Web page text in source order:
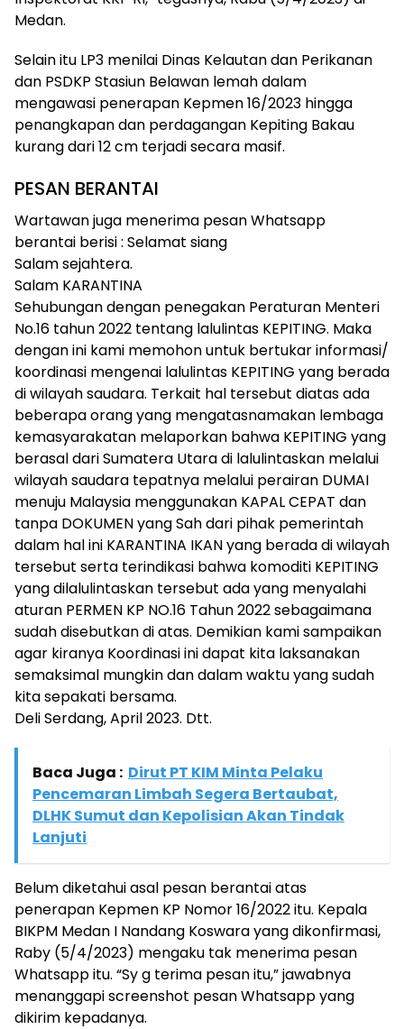
Medan.
Selain itu LP3 menilai Dinas Kelautan dan Perikanan
dan PSDKP Stasiun Belawan lemah dalam
mengawasi penerapan Kepmen 16/2023 hingga
penangkapan dan perdagangan Kepiting Bakau
kurang dari 12 cm terjadi secara masif.
PESAN BERANTAI
Wartawan juga menerima pesan Whatsapp
berantai berisi : Selamat siang
Salam sejahtera.
Salam KARANTINA
Sehubungan dengan penegakan Peraturan Menteri
No.16 tahun 2022 tentang lalulintas KEPITING. Maka
dengan ini kami memohon untuk bertukar informasi/
koordinasi mengenai lalulintas KEPITING yang berada
di wilayah saudara. Terkait hal tersebut diatas ada
beberapa orang yang mengatasnamakan lembaga
kemasyarakatan melaporkan bahwa KEPITING yang
berasal dari Sumatera Utara di lalulintaskan melalui
wilayah saudara tepatnya melalui perairan DUMAI
menuju Malaysia menggunakan KAPAL CEPAT dan
tanpa DOKUMEN yang Sah dari pihak pemerintah
dalam hal ini KARANTINA IKAN yang berada di wilayah
tersebut serta terindikasi bahwa komoditi KEPITING
yang dilalulintaskan tersebut ada yang menyalahi
aturan PERMEN KP NO.16 Tahun 2022 sebagaimana
sudah disebutkan di atas. Demikian kami sampaikan
agar kiranya Koordinasi ini dapat kita laksanakan
semaksimal mungkin dan dalam waktu yang sudah
kita sepakati bersama.
Deli Serdang, April 2023. Dtt.
Baca Juga : Dirut PT KIM Minta Pelaku
Pencemaran Limbah Segera Bertaubat,
DLHK Sumut dan Kepolisian Akan Tindak
Lanjuti
Belum diketahui asal pesan berantai atas
penerapan Kepmen KP Nomor 16/2022 itu. Kepala
BIKPM Medan I Nandang Koswara yang dikonfirmasi,
Raby (5/4/2023) mengaku tak menerima pesan
Whatsapp itu. “Sy g terima pesan itu,” jawabnya
menanggapi screenshot pesan Whatsapp yang
dikirim kepadanya.